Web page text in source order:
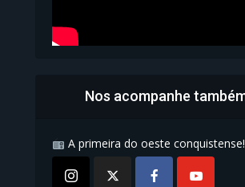
Nos acompanhe
A primeira do oeste